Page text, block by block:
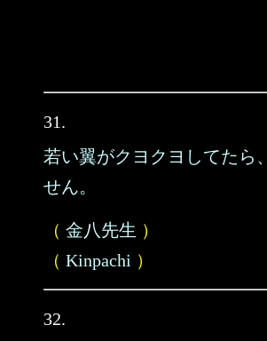
31.
若い翼がクヨクヨしてたら
せん。
（ 金八先生 ）
（ Kinpachi ）
32.